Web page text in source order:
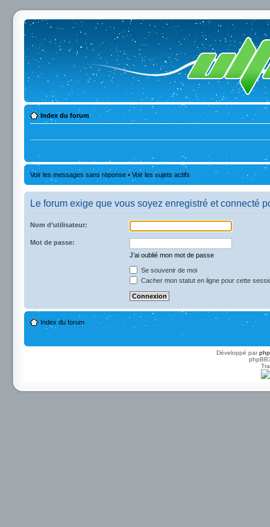
Index du forum
Voir les messages sans réponse • Voir les sujets actifs
Le forum exige que vous soyez enregistré et connecté
Nom d’utilisateur:
Mot de passe:
J’ai oublié mon mot de passe
Se souvenir de moi
Cacher mon statut en ligne pour cette
Index du forum
Développé par